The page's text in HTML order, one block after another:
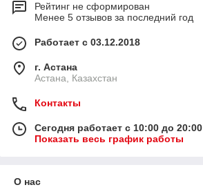
Рейтинг не сформирован
Менее 5 отзывов за последний год
Работает с 03.12.2018
г. Астана
Астана, Казахстан
Контакты
Сегодня работает с 10:00 до 20:00
Показать весь график работы
О нас